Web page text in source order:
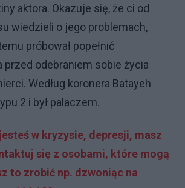
aktora. Okazuje się, że ci od
wiedzieli o jego problemach,
próbował popełnić
przed odebraniem sobie życia
Według koronera Batayeh
2 i był palaczem.
w kryzysie, depresji, masz
się z osobami, które mogą
to zrobić np. dzwoniąc na